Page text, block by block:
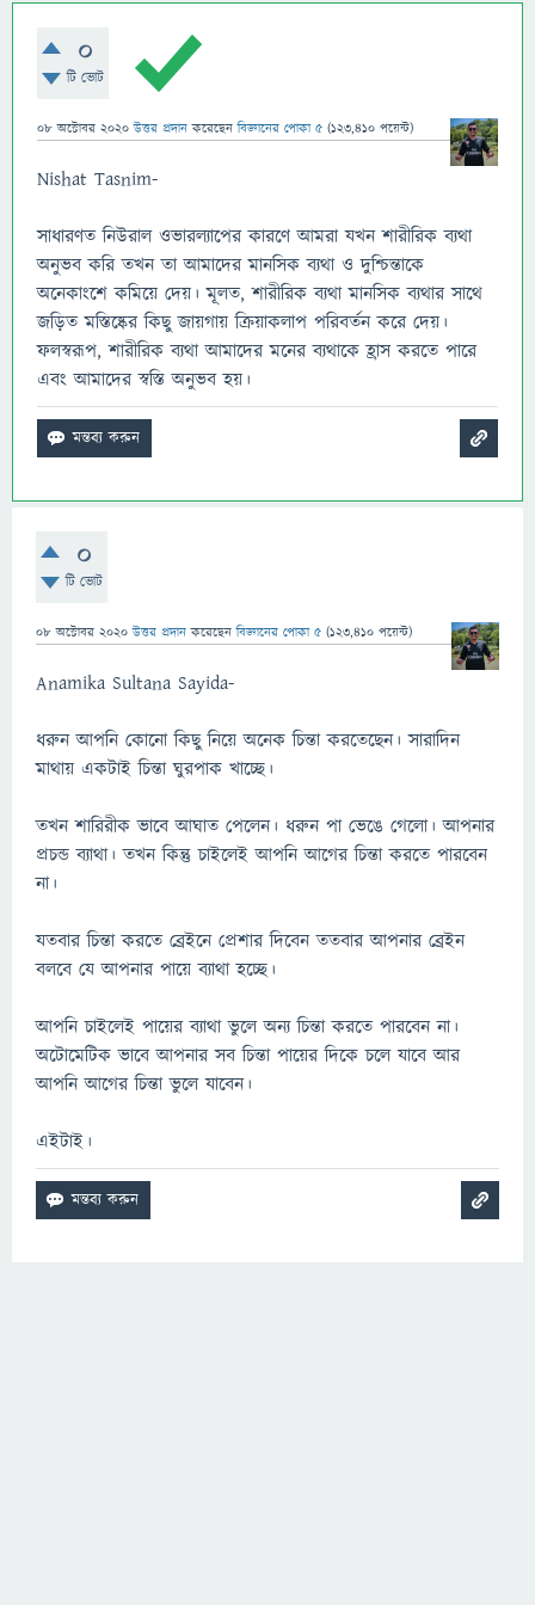
0
টি ভোট
08 অক্টোবর 2020 উত্তর প্রদান করেছেনবিজ্ঞানের পোকা ৫ (123,410 পয়েন্ট)
Nishat Tasnim-
সাধারণত নিউরাল ওভারল্যাপের কারণে আমরা যখন শারীরিক ব্যথা
অনুভব করি তখন তা আমাদের মানসিক ব্যথা ও দুশ্চিন্তাকে
অনেকাংশে কমিয়ে দেয়। মূলত, শারীরিক ব্যথা মানসিক ব্যথার সাথে
জড়িত মস্তিষ্কের কিছু জায়গায় ক্রিয়াকলাপ পরিবর্তন করে দেয়।
ফলস্বরূপ, শারীরিক ব্যথা আমাদের মনের ব্যথাকে হ্রাস করতে পারে
এবং আমাদের স্বস্তি অনুভব হয়।
0
টি ভোট
08 অক্টোবর 2020 উত্তর প্রদান করেছেনবিজ্ঞানের পোকা ৫ (123,410 পয়েন্ট)
Anamika Sultana Sayida-
ধরুন আপনি কোনো কিছু নিয়ে অনেক চিন্তা করতেছেন। সারাদিন
মাথায় একটাই চিন্তা ঘুরপাক খাচ্ছে।
তখন শারিরীক ভাবে আঘাত পেলেন। ধরুন পা ভেঙে গেলো। আপনার
প্রচন্ড ব্যাথা। তখন কিন্তু চাইলেই আপনি আগের চিন্তা করতে পারবেন
না।
যতবার চিন্তা করতে ব্রেইনে প্রেশার দিবেন ততবার আপনার ব্রেইন
বলবে যে আপনার পায়ে ব্যাথা হচ্ছে।
আপনি চাইলেই পায়ের ব্যাথা ভুলে অন্য চিন্তা করতে পারবেন না।
অটোমেটিক ভাবে আপনার সব চিন্তা পায়ের দিকে চলে যাবে আর
আপনি আগের চিন্তা ভুলে যাবেন।
এইটাই।